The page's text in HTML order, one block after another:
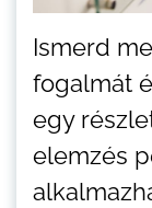
Ismerd
fogalmát
egy
elemzés